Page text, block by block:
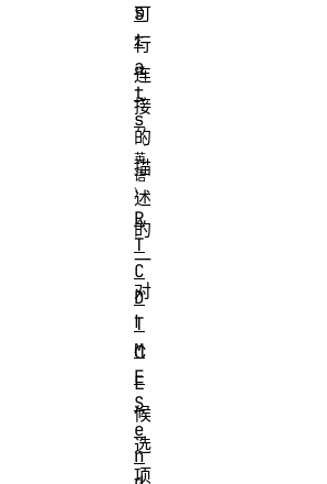
可
行
连
接
的
描
述
的
一
对
I
C
E
候
选
项
S
t
a
t
s
R
T
C
D
T
M
F
S
e
n